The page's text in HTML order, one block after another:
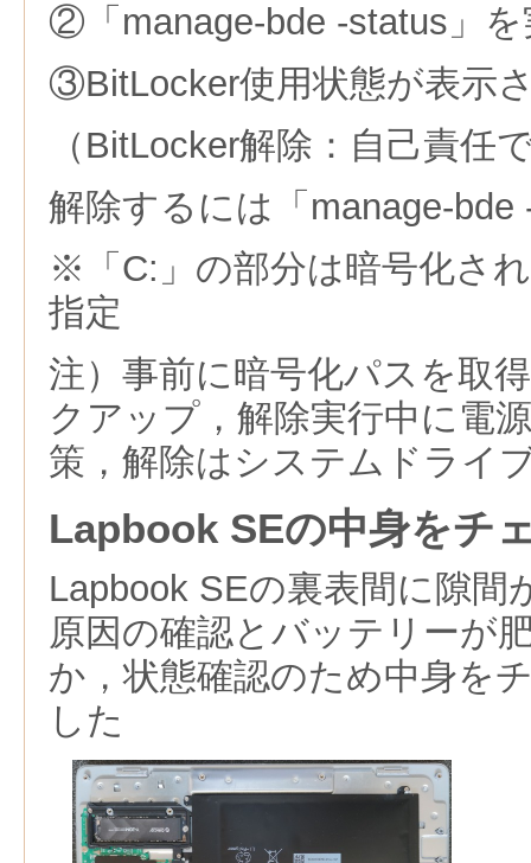
②「manage-bde -status」を
③BitLocker使用状態が表示
（BitLocker解除：自己責任
解除するには「manage-bde
※「C:」の部分は暗号化さ
指定
注）事前に暗号化パスを取
クアップ，解除実行中に電
策，解除はシステムドライ
Lapbook SEの中身をチ
Lapbook SEの裏表間に隙間
原因の確認とバッテリーが
か，状態確認のため中身を
した